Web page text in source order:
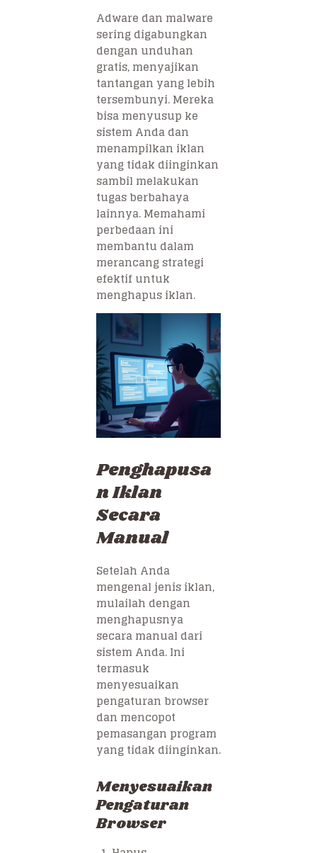
Adware dan malware
sering digabungkan
dengan unduhan
gratis, menyajikan
tantangan yang lebih
tersembunyi. Mereka
bisa menyusup ke
sistem Anda dan
menampilkan iklan
yang tidak diinginkan
sambil melakukan
tugas berbahaya
lainnya. Memahami
perbedaan ini
membantu dalam
merancang strategi
efektif untuk
menghapus iklan.
Penghapusa
n Iklan
Secara
Manual
Setelah Anda
mengenal jenis iklan,
mulailah dengan
menghapusnya
secara manual dari
sistem Anda. Ini
termasuk
menyesuaikan
pengaturan browser
dan mencopot
pemasangan program
yang tidak diinginkan.
Menyesuaikan
Pengaturan
Browser